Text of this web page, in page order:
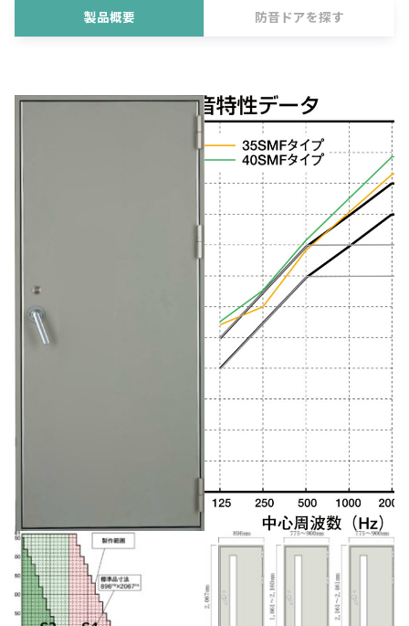
製品概要 防音ドアを探す